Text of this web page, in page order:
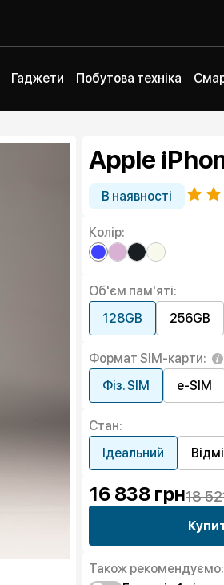
Гаджети Побутова техніка
Apple
В наявності
Колір:
Об'єм пам'яті:
128GB
256GB
Формат SIM-карти:
Фіз. SIM
e-SIM
Стан:
Ідеальний
16 838 грн18
Також рекомендуємо: